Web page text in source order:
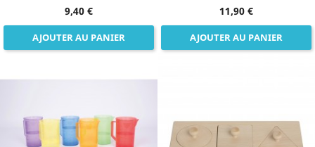
9,40 €
AJOUTER AU PANIER
11,90 €
AJOUTER AU PANIER